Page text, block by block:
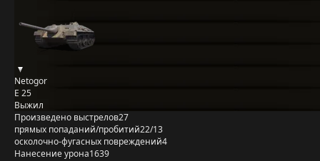
Netogor
E 25
Выжил
Произведено выстрелов27
прямых попаданий/пробитий22/13
осколочно-фугасных повреждений4
Нанесение урона1639